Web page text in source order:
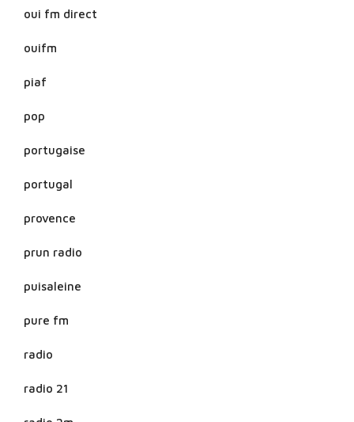
oui fm direct
ouifm
piaf
pop
portugaise
portugal
provence
prun radio
puisaleine
pure fm
radio
radio 21